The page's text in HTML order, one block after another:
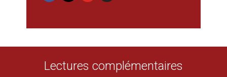
Lectures complémentaires